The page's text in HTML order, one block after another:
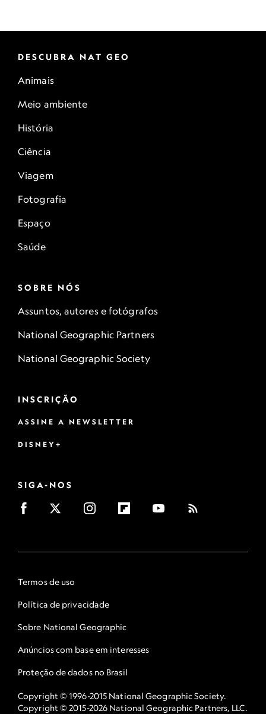
DESCUBRA NAT GEO
Animais
Meio ambiente
História
Ciência
Viagem
Fotografia
Espaço
Saúde
SOBRE NÓS
Assuntos, autores e fotógrafos
National Geographic Partners
National Geographic Society
INSCRIÇÃO
ASSINE A NEWSLETTER
DISNEY+
SIGA-NOS
Termos de uso
Política de privacidade
Sobre National Geographic
Anúncios com base em interesses
Proteção de dados no Brasil
Copyright © 1996-2015 National Geographic Society.
Copyright © 2015-2026 National Geographic Partners, LLC.